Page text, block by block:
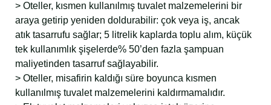
> Oteller, kısmen kullanılmış tuvalet malzemelerini bir
araya getirip yeniden doldurabilir: çok veya iş, ancak
atık tasarrufu sağlar; 5 litrelik kaplarda toplu alım, küçük
tek kullanımlık şişelerde% 50’den fazla şampuan
maliyetinden tasarruf sağlayabilir.
> Oteller, misafirin kaldığı süre boyunca kısmen
kullanılmış tuvalet malzemelerini kaldırmamalıdır.